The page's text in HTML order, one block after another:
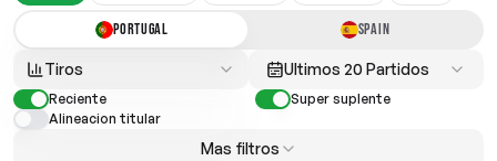
PORTUGAL SPAIN
Tiros Ultimos 20 Partidos
Reciente
Super suplente
Alineacion titular
Mas filtros